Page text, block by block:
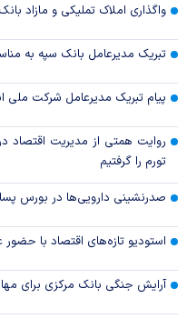
واگذاری املاک تملیکی و مازاد
تبریک مدیرعامل بانک سپه به
پیام تبریک مدیرعامل شرکت ملی
روایت همتی از مدیریت اقتصاد
تورم را گرفتیم
صدرنشینی دارویی‌ها در بورس
استودیو تازه‌های اقتصاد با حضور
آرایش جنگی بانک مرکزی برای